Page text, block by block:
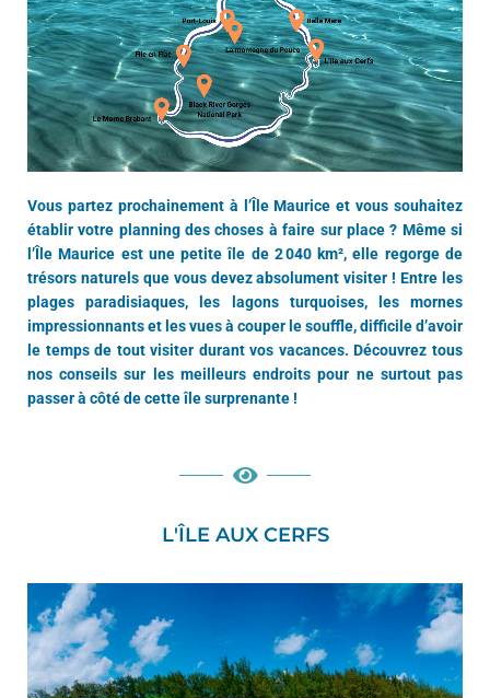
Vous partez prochainement à l’Île Maurice et vous souhaitez
établir votre planning des choses à faire sur place ? Même si
l’Île Maurice est une petite île de 2 040 km², elle regorge de
trésors naturels que vous devez absolument visiter ! Entre les
plages paradisiaques, les lagons turquoises, les mornes
impressionnants et les vues à couper le souffle, difficile d’avoir
le temps de tout visiter durant vos vacances. Découvrez tous
nos conseils sur les meilleurs endroits pour ne surtout pas
passer à côté de cette île surprenante !
L'ÎLE AUX CERFS